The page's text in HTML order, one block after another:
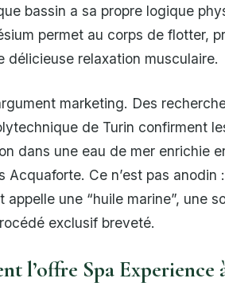
bassin a sa propre logique
permet au corps de flotter,
relaxation musculaire.
marketing. Des
de Turin confirment
dans une eau de mer enrichie
Acquaforte. Ce n’est pas anodin
une “huile marine”, une
exclusif breveté.
l’offre Spa Experience